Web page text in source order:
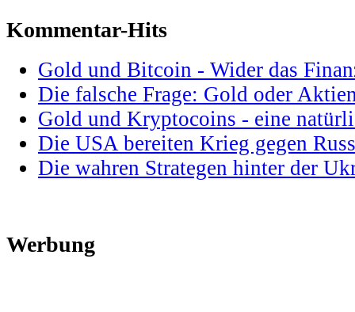
Kommentar-Hits
Gold und Bitcoin - Wider das
Die falsche Frage: Gold oder
Gold und Kryptocoins - eine
Die USA bereiten Krieg gegen
Die wahren Strategen hinter der
Werbung